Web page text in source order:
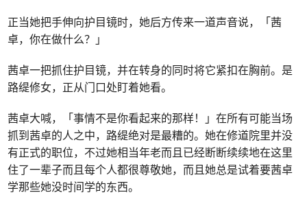
正当她把手伸向护目镜时，她后方传来一道声音说，「茜
卓，你在做什么？」
茜卓一把抓住护目镜，并在转身的同时将它紧扣在胸前。是
路缇修女，正从门口处盯着她看。
茜卓大喊，「事情不是你看起来的那样！」在所有可能当场
抓到茜卓的人之中，路缇绝对是最糟的。她在修道院里并没
有正式的职位，不过她相当年老而且已经断断续续地在这里
住了一辈子而且每个人都很尊敬她，而且她总是试着要茜卓
学那些她没时间学的东西。